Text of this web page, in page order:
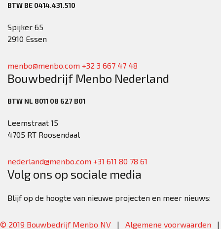
BTW BE 0414.431.510
Spijker 65
2910 Essen
menbo@menbo.com +32 3 667 47 48
Bouwbedrijf Menbo Nederland
BTW NL 8011 08 627 B01
Leemstraat 15
4705 RT Roosendaal
nederland@menbo.com +31 611 80 78 61
Volg ons op sociale media
Blijf op de hoogte van nieuwe projecten en meer nieuws:
© 2019 Bouwbedrijf Menbo NV | Algemene voorwaarden |